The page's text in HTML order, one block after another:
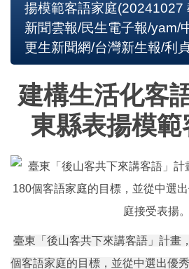
揚模範客語家庭(20241027
新聞雲報/民生電子報/yam/
更生新聞網/台灣新生報/利
建構生活化客
東縣表揚模
臺東「後山客共下來講客語」計畫
個客語家庭的目標，並從中選出優